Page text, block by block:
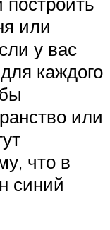
или
у вас
каждого
или
что в
синий